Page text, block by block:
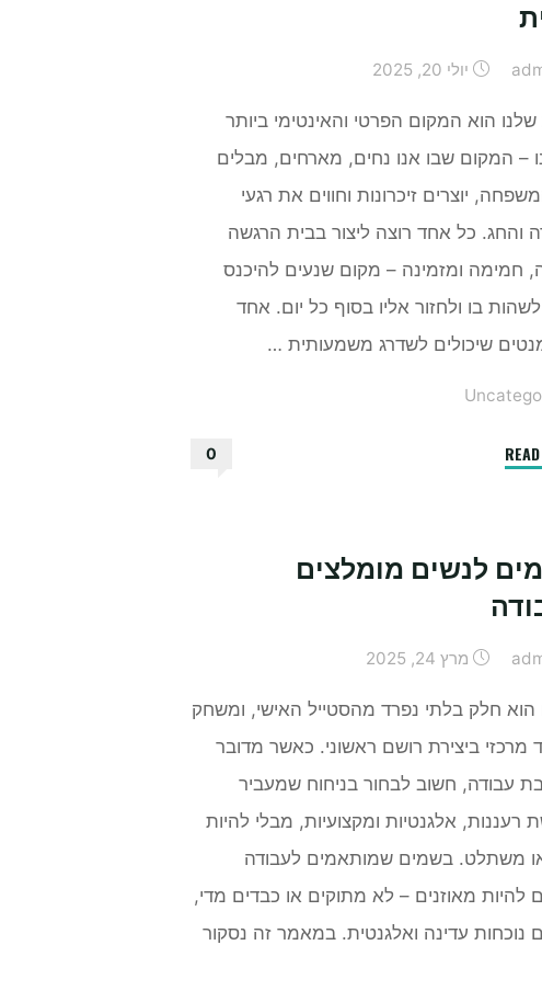
יולי 20, 2025
הוא המקום הפרטי והאינטימי ביותר
– המקום שבו אנו נחים, מארחים, מבלים
יוצרים זיכרונות וחווים את רגעי
והחג. כל אחד רוצה ליצור בבית הרגשה
חמימה ומזמינה – מקום שנעים להיכנס
לשהות בו ולחזור אליו בסוף כל יום. אחד
שיכולים לשדרג משמעותית …
בבית"
0
לנשים מומלצים
מרץ 24, 2025
הוא חלק בלתי נפרד מהסטייל האישי, ומשחק
מרכזי ביצירת רושם ראשוני. כאשר מדובר
עבודה, חשוב לבחור בניחוח שמעביר
רעננות, אלגנטיות ומקצועיות, מבלי להיות
משתלט. בשמים שמותאמים לעבודה
להיות מאוזנים – לא מתוקים או כבדים מדי,
נוכחות עדינה ואלגנטית. במאמר זה נסקור